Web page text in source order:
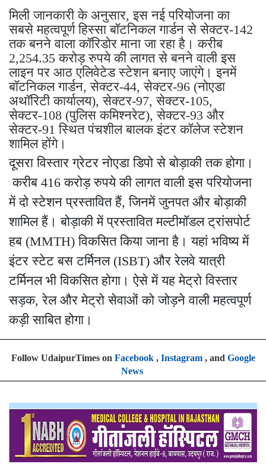
मिली जानकारी के अनुसार, इस नई परियोजना का
सबसे महत्वपूर्ण हिस्सा बॉटनिकल गार्डन से सेक्टर-142
तक बनने वाला कॉरिडोर माना जा रहा है। करीब
2,254.35 करोड़ रुपये की लागत से बनने वाली इस
लाइन पर आठ एलिवेटेड स्टेशन बनाए जाएंगे। इनमें
बॉटनिकल गार्डन, सेक्टर-44, सेक्टर-96 (नोएडा
अथॉरिटी कार्यालय), सेक्टर-97, सेक्टर-105,
सेक्टर-108 (पुलिस कमिश्नरेट), सेक्टर-93 और
सेक्टर-91 स्थित पंचशील बालक इंटर कॉलेज स्टेशन
शामिल होंगे।
दूसरा विस्तार ग्रेटर नोएडा डिपो से बोड़ाकी तक होगा।
करीब 416 करोड़ रुपये की लागत वाली इस परियोजना
में दो स्टेशन प्रस्तावित हैं, जिनमें जुनपत और बोड़ाकी
शामिल हैं। बोड़ाकी में प्रस्तावित मल्टीमॉडल ट्रांसपोर्ट
हब (MMTH) विकसित किया जाना है। यहां भविष्य में
इंटर स्टेट बस टर्मिनल (ISBT) और रेलवे यात्री
टर्मिनल भी विकसित होगा। ऐसे में यह मेट्रो विस्तार
सड़क, रेल और मेट्रो सेवाओं को जोड़ने वाली महत्वपूर्ण
कड़ी साबित होगा।
Follow UdaipurTimes on Facebook, Instagram, and Google
News